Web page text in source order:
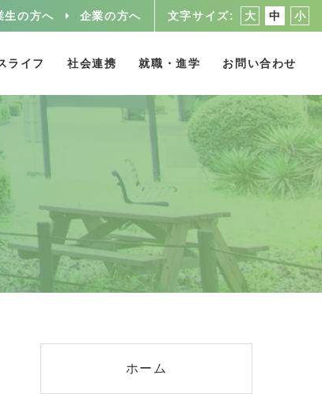
生の方へ 企業の方へ 文字サイズ 大 中 小
ライフ 社会連携 就職・進学 お問い合わせ
ホーム